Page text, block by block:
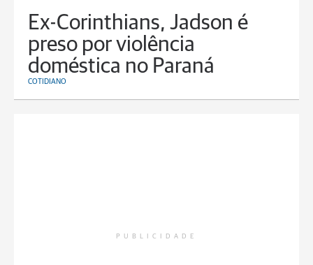
Ex-Corinthians, Jadson é
preso por violência
doméstica no Paraná
COTIDIANO
PUBLICIDADE